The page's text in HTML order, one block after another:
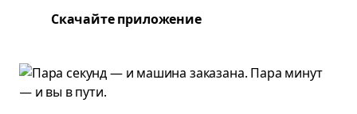
Скачайте приложение